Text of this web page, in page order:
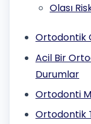
Olası
Ortodontik
Acil Bir
Durumlar
Ortodonti
Ortodontik